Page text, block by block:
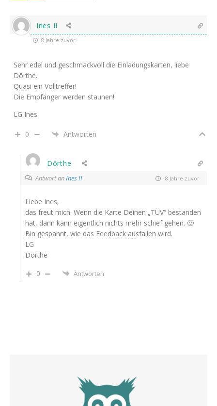
Ines II
8 Jahre zuvor
Sehr edel und geschmackvoll die Einladungskarten, liebe
Dörthe.
Quasi ein Volltreffer!
Die Empfänger werden staunen!
LG Ines
0 Antworten
Dörthe
Antwort anInes II 8 Jahre zuvor
Liebe Ines,
das freut mich. Wenn die Karte Deinen „TÜV“ bestanden
hat, dann kann eigentlich nichts mehr schief gehen. 🙂
Bin gespannt, wie das Feedback ausfallen wird.
LG
Dörthe
0
Antworten